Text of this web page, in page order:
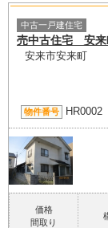
中古一戸建住宅
売中古住宅 安来
安来市安来町
物件番号 HR0002
価格
間取り